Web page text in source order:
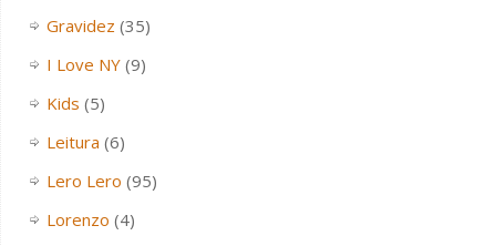
Gravidez (35)
I Love NY(9)
Kids (5)
Leitura (6)
Lero Lero (95)
Lorenzo (4)